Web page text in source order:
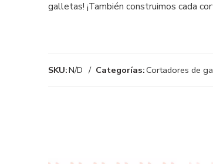
galletas! ¡También construimos cada
SKU:N/D Categorías:Cortadores de